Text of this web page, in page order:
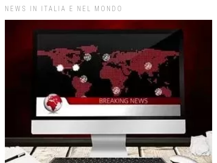
NEWS IN ITALIA E NEL MONDO